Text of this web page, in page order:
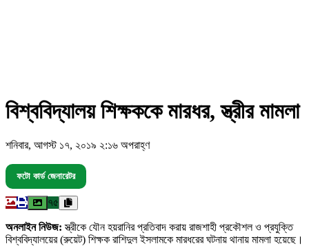
বিশ্ববিদ্যালয় শিক্ষককে মারধর, স্ত্রীর মামলা
শনিবার, আগস্ট ১৭, ২০১৯ ২:১৬ অপরাহ্ণ
ফটো কার্ড জেনারেটর
৭৫
অনলাইন নিউজ: স্ত্রীকে যৌন হয়রানির প্রতিবাদ করায় রাজশাহী প্রকৌশল ও প্রযুক্তি
বিশ্ববিদ্যালয়ের (রুয়েট) শিক্ষক রাশিদুল ইসলামকে মারধরের ঘটনায় থানায় মামলা হয়েছে।